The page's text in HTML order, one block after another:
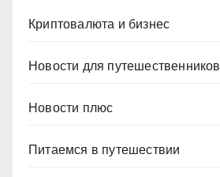
Криптовалюта и бизнес
Новости для путешественников
Новости плюс
Питаемся в путешествии